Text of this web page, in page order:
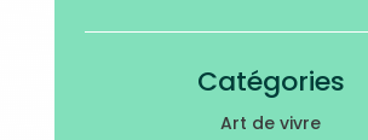
Catégories
Art de vivre